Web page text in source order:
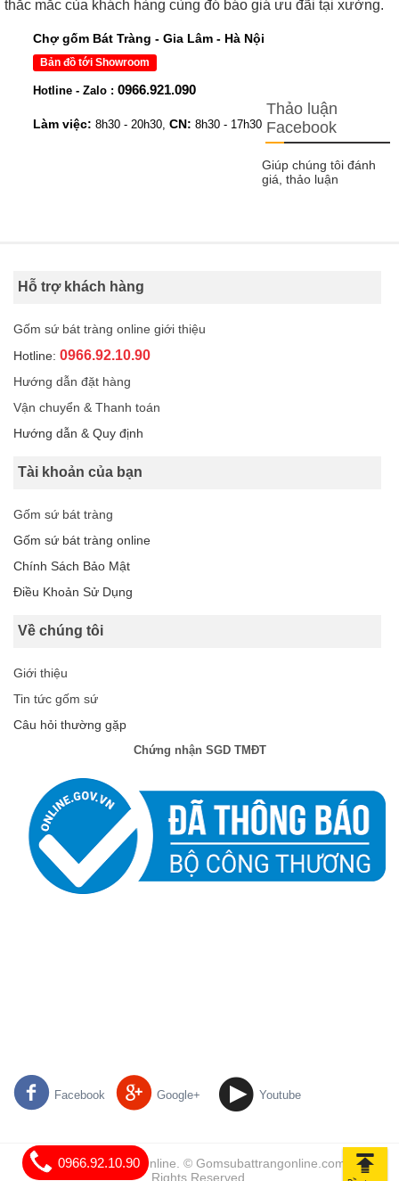
0966.92.10.90
thắc mắc của khách hàng cùng đó báo giá ưu đãi tại xưởng.
Chợ gốm Bát Tràng - Gia Lâm - Hà Nội
Bản đồ tới Showroom
Hotline - Zalo : 0966.921.090
Làm việc: 8h30 - 20h30, CN: 8h30 - 17h30
Thảo luận
Facebook
Giúp chúng tôi đánh
giá, thảo luận
Hỗ trợ khách hàng
Gốm sứ bát tràng online giới thiệu
Hotline: 0966.92.10.90
Hướng dẫn đặt hàng
Vận chuyển & Thanh toán
Hướng dẫn & Quy định
Tài khoản của bạn
Gốm sứ bát tràng
Gốm sứ bát tràng online
Chính Sách Bảo Mật
Điều Khoản Sử Dụng
Về chúng tôi
Giới thiệu
Tin tức gốm sứ
Câu hỏi thường gặp
Chứng nhận SGD TMĐT
Facebook Google+ Youtube
Gốm Sứ Bát Tràng Online. © Gomsubattrangonline.com | All
Rights Reserved.